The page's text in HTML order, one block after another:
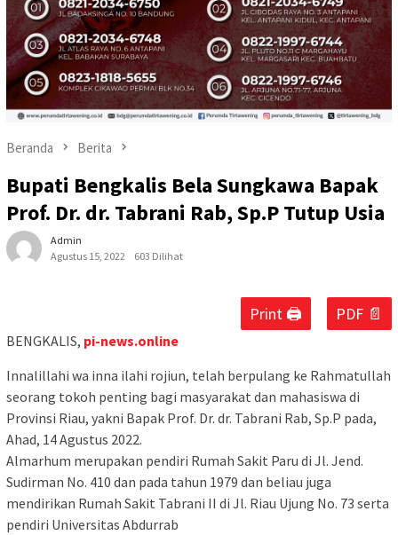
Beranda Berita
Bupati Bengkalis Bela Sungkawa Bapak
Prof. Dr. dr. Tabrani Rab, Sp.P Tutup Usia
Admin
Agustus 15, 2022
603 Dilihat
Print 🖨 PDF 📄
BENGKALIS, pi-news.online
Innalillahi wa inna ilahi rojiun, telah berpulang ke Rahmatullah
seorang tokoh penting bagi masyarakat dan mahasiswa di
Provinsi Riau, yakni Bapak Prof. Dr. dr. Tabrani Rab, Sp.P pada,
Ahad, 14 Agustus 2022.
Almarhum merupakan pendiri Rumah Sakit Paru di Jl. Jend.
Sudirman No. 410 dan pada tahun 1979 dan beliau juga
mendirikan Rumah Sakit Tabrani II di Jl. Riau Ujung No. 73 serta
pendiri Universitas Abdurrab